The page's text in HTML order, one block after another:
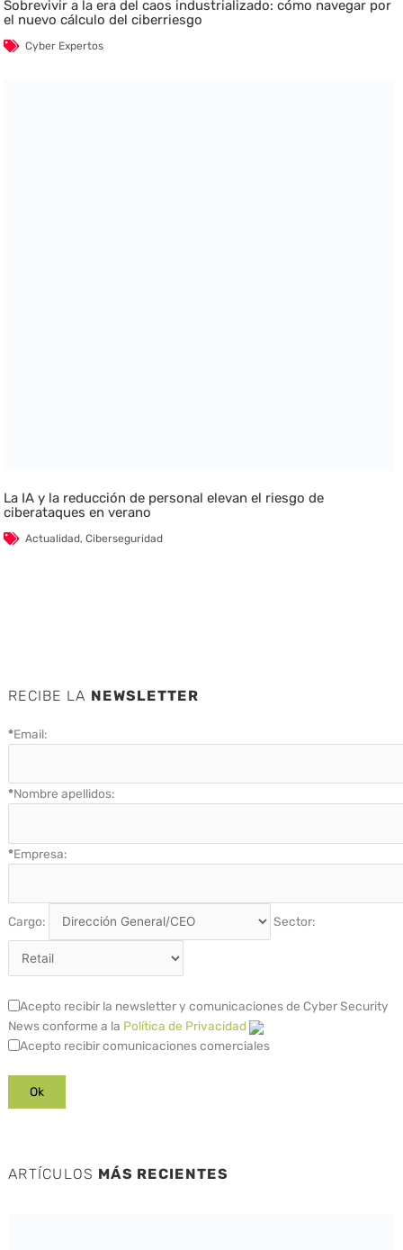
Sobrevivir a la era del caos industrializado: cómo navegar por
el nuevo cálculo del ciberriesgo
Cyber Expertos
La IA y la reducción de personal elevan el riesgo de
ciberataques en verano
Actualidad,Ciberseguridad
RECIBE LA NEWSLETTER
*Email:
*Nombre apellidos:
*Empresa:
Cargo: Sector:
Acepto recibir la newsletter y comunicaciones de Cyber Security
News conforme a la Política de Privacidad
Acepto recibir comunicaciones comerciales
ARTÍCULOS MÁS RECIENTES